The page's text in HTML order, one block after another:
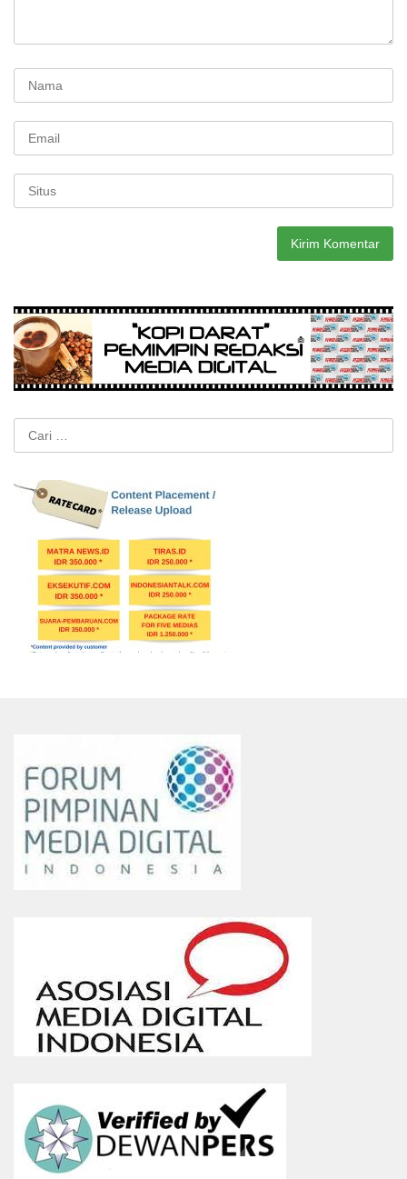
Cari
untuk: